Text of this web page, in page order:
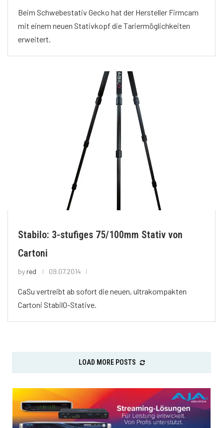
Beim Schwebestativ Gecko hat der Hersteller Firmcam
mit einem neuen Stativkopf die Tariermöglichkeiten
erweitert.
Stabilo: 3-stufiges 75/100mm Stativ von
Cartoni
by red 09.07.2014
CaSu vertreibt ab sofort die neuen, ultrakompakten
Cartoni StabilO-Stative.
LOAD MORE POSTS